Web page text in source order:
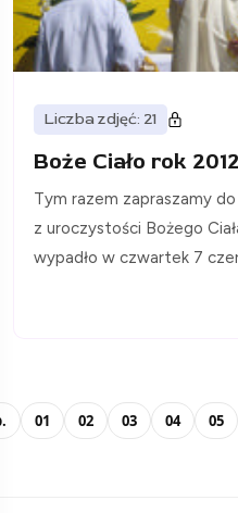
Liczba zdjęć: 21
Boże Ciało rok
Tym razem zapraszamy
z uroczystości Bożego
wypadło w czwartek 7
01 02 03 04 05